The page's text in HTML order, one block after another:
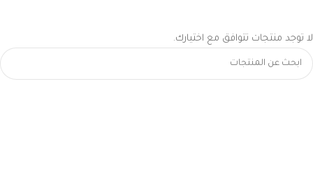
لا توجد منتجات تتوافق مع اختيارك.